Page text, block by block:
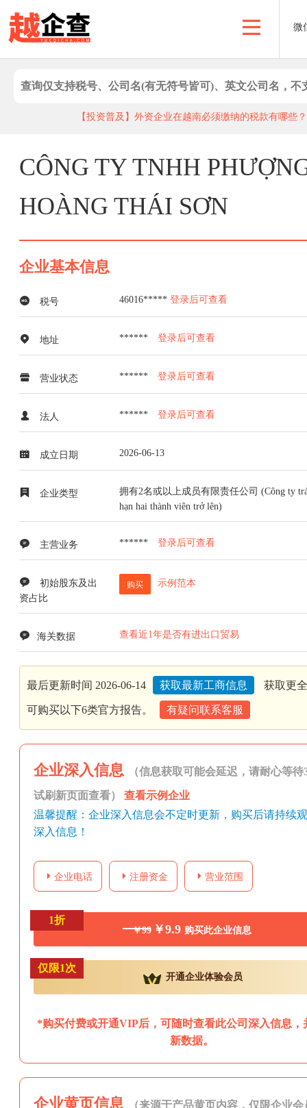
微
【投资普及】外资企业在越南必须缴纳的税款有哪些？
CÔNG TY TNHH
HOÀNG THÁI SƠN
企业基本信息
税号 46016***** 登录后可查看
地址 ****** 登录后可查看
营业状态 ****** 登录后可查看
法人 ****** 登录后可查看
成立日期 2026-06-13
企业类型
拥有2名或以上成员有限责任公司 (Công ty
hạn hai thành viên trở lên)
主营业务 ****** 登录后可查看
初始股东及出
资占比
购买 示例范本
海关数据 查看近1年是否有进出口贸易
最后更新时间 2026-06-14 获取最新工商信息 获取更
可购买以下6类官方报告。 有疑问联系客服
企业深入信息 （信息获取可能会延迟，请耐心等待
试刷新页面查看） 查看示例企业
温馨提醒：企业深入信息会不定时更新，购买后请持续
深入信息！
企业电话 注册资金 营业范围
1折
￥99 ￥9.9 购买此企业信息
仅限1次
开通企业体验会员
*购买付费或开通VIP后，可随时查看此公司深入信息，
新数据。
企业黄页信息 （来源于产品黄页内容，仅限企业